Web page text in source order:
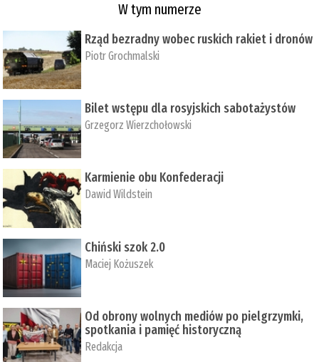
W tym numerze
Rząd bezradny wobec ruskich rakiet i dronów
Piotr Grochmalski
Bilet wstępu dla rosyjskich sabotażystów
Grzegorz Wierzchołowski
Karmienie obu Konfederacji
Dawid Wildstein
Chiński szok 2.0
Maciej Kożuszek
Od obrony wolnych mediów po pielgrzymki,
spotkania i pamięć historyczną
Redakcja